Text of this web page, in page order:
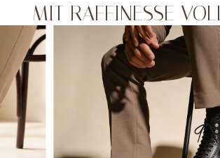
MIT RAFFINESSE